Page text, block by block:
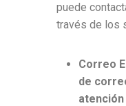
puede
través de los
Correo
de